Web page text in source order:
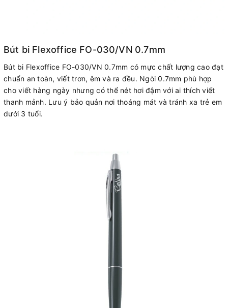
Bút bi Flexoffice FO-030/VN 0.7mm
Bút bi Flexoffice FO-030/VN 0.7mm có mực chất lượng cao đạt
chuẩn an toàn, viết trơn, êm và ra đều. Ngòi 0.7mm phù hợp
cho viết hàng ngày nhưng có thể nét hơi đậm với ai thích viết
thanh mảnh. Lưu ý bảo quản nơi thoáng mát và tránh xa trẻ em
dưới 3 tuổi.